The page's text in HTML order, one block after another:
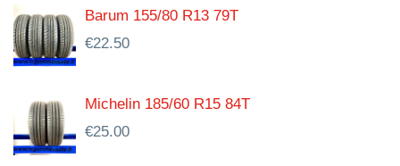
Barum 155/80 R13 79T
€22.50
Michelin 185/60 R15 84T
€25.00